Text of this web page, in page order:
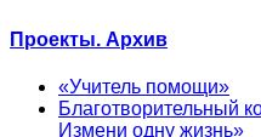
Проекты. Архив
«Учитель помощи»
Благотворительный
Измени одну жизнь»